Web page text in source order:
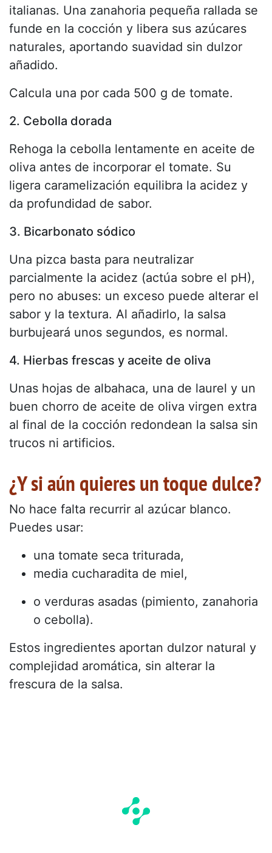
italianas. Una zanahoria pequeña rallada se
funde en la cocción y libera sus azúcares
naturales, aportando suavidad sin dulzor
añadido.
Calcula una por cada 500 g de tomate.
2. Cebolla dorada
Rehoga la cebolla lentamente en aceite de
oliva antes de incorporar el tomate. Su
ligera caramelización equilibra la acidez y
da profundidad de sabor.
3. Bicarbonato sódico
Una pizca basta para neutralizar
parcialmente la acidez (actúa sobre el pH),
pero no abuses: un exceso puede alterar el
sabor y la textura. Al añadirlo, la salsa
burbujeará unos segundos, es normal.
4. Hierbas frescas y aceite de oliva
Unas hojas de albahaca, una de laurel y un
buen chorro de aceite de oliva virgen extra
al final de la cocción redondean la salsa sin
trucos ni artificios.
¿Y si aún quieres un toque dulce?
No hace falta recurrir al azúcar blanco.
Puedes usar:
una tomate seca triturada,
media cucharadita de miel,
o verduras asadas (pimiento, zanahoria
o cebolla).
Estos ingredientes aportan dulzor natural y
complejidad aromática, sin alterar la
frescura de la salsa.